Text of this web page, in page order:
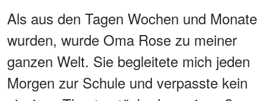
Als aus den Tagen Wochen und Monate
wurden, wurde Oma Rose zu meiner
ganzen Welt. Sie begleitete mich jeden
Morgen zur Schule und verpasste kein